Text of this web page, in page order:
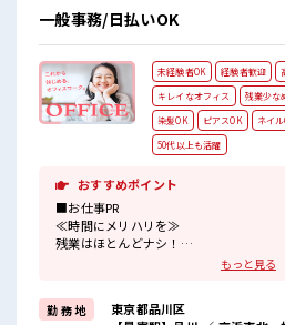
一般事務/日払いOK
未経験者OK 経験者歓迎
キレイなオフィス
残業少な
染髪OK
ピアスOK ネイ
50代以上も活躍
おすすめポイント
■お仕事PR
≪時間にメリハリを≫
残業はほとんどナシ！
場合によってはお願いすることもありま
週末は家族や友人と一緒にプライベート
≪モチベーションもUP≫
もっと見る
勤 務 地
東京都品川区